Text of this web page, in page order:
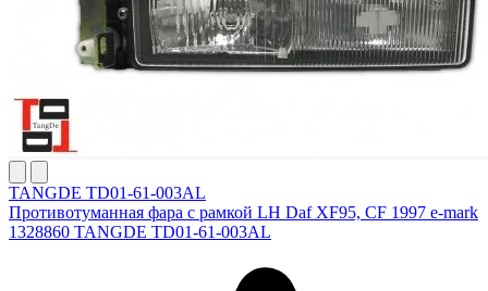
TANGDE TD01-61-003AL
Противотуманная фара с рамкой LH Daf XF95, CF 1997 e-mark
1328860 TANGDE TD01-61-003AL